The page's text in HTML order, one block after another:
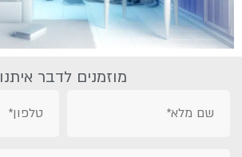
מוזמנים לדבר איתנו